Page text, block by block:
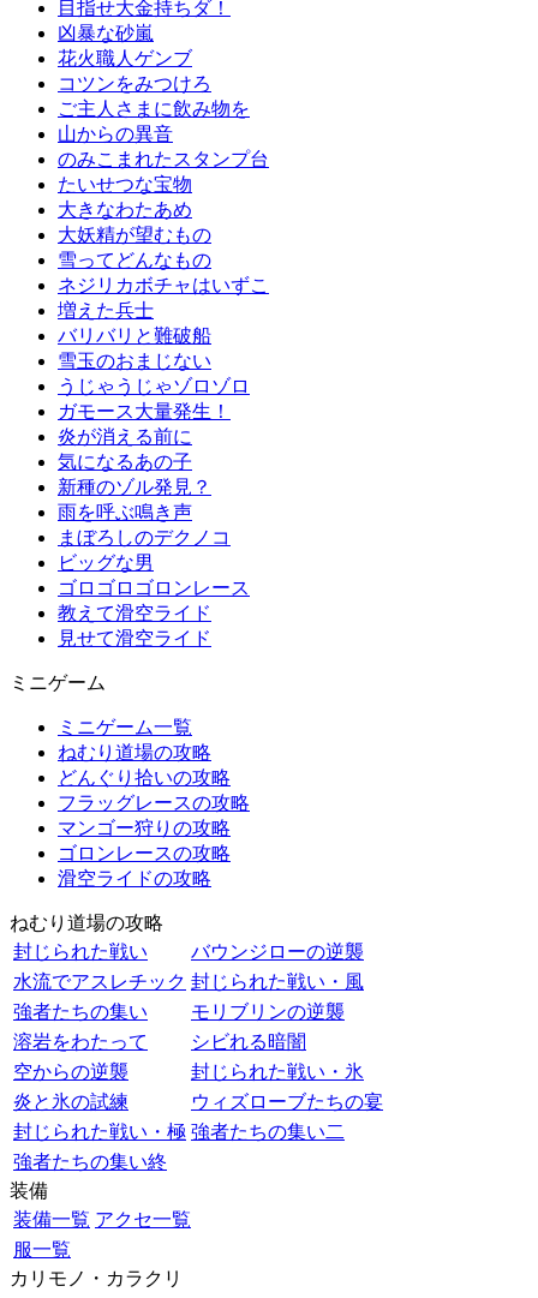
目指せ大金持ちダ！
凶暴な砂嵐
花火職人ゲンブ
コツンをみつけろ
ご主人さまに飲み物を
山からの異音
のみこまれたスタンプ台
たいせつな宝物
大きなわたあめ
大妖精が望むもの
雪ってどんなもの
ネジリカボチャはいずこ
増えた兵士
バリバリと難破船
雪玉のおまじない
うじゃうじゃゾロゾロ
ガモース大量発生！
炎が消える前に
気になるあの子
新種のゾル発見？
雨を呼ぶ鳴き声
まぼろしのデクノコ
ビッグな男
ゴロゴロゴロンレース
教えて滑空ライド
見せて滑空ライド
ミニゲーム
ミニゲーム一覧
ねむり道場の攻略
どんぐり拾いの攻略
フラッグレースの攻略
マンゴー狩りの攻略
ゴロンレースの攻略
滑空ライドの攻略
ねむり道場の攻略
封じられた戦い
バウンジローの逆襲
水流でアスレチック 封じられた戦い・風
強者たちの集い
モリブリンの逆襲
溶岩をわたって
シビれる暗闇
空からの逆襲
封じられた戦い・氷
炎と氷の試練
ウィズローブたちの宴
封じられた戦い・極 強者たちの集い二
強者たちの集い終
装備
装備一覧 アクセ一覧
服一覧
カリモノ・カラクリ